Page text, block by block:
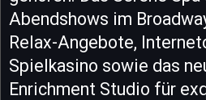
Abendshows im
Relax-Angebote,
Spielkasino sowie das
Enrichment Studio für